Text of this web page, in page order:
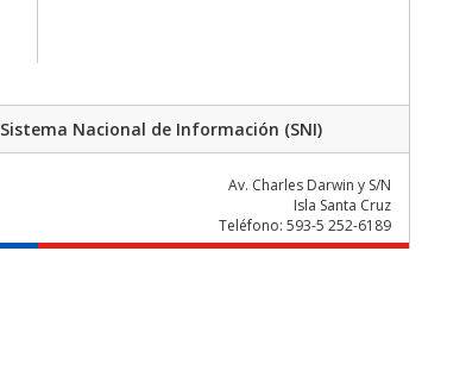
Sistema Nacional de Información (SNI)
Av. Charles Darwin y S/N
Isla Santa Cruz
Teléfono: 593-5 252-6189